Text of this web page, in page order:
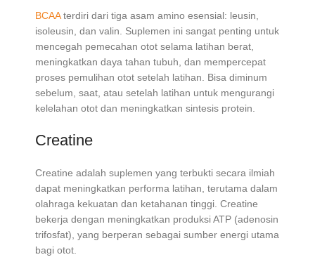
BCAAterdiri dari tiga asam amino esensial: leusin,
isoleusin, dan valin. Suplemen ini sangat penting untuk
mencegah pemecahan otot selama latihan berat,
meningkatkan daya tahan tubuh, dan mempercepat
proses pemulihan otot setelah latihan. Bisa diminum
sebelum, saat, atau setelah latihan untuk mengurangi
kelelahan otot dan meningkatkan sintesis protein.
Creatine
Creatine adalah suplemen yang terbukti secara ilmiah
dapat meningkatkan performa latihan, terutama dalam
olahraga kekuatan dan ketahanan tinggi. Creatine
bekerja dengan meningkatkan produksi ATP (adenosin
trifosfat), yang berperan sebagai sumber energi utama
bagi otot.